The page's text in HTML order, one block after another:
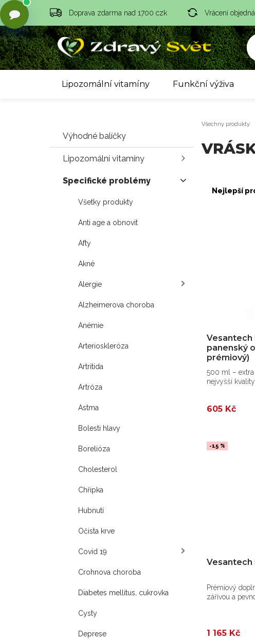
Doprava zdarma nad 1700 czk Vrácení
Lipozomální vitamíny Funkční výživa
Výhodné balíčky
Lipozomální vitamíny
Specifické problémy
Všetky produkty
Anti age a obnovit
Afty
Akné
Alergie
Alzheimerova choroba
Anémie
Arterioskleróza
Artritida
Artróza
Astma
Bolesti hlavy
Borelióza
Cholesterol
Chřipka
Hubnutí
Očista krve
Covid 19
Crohnova choroba
Diabetes mellitus, cukrovka
Cysty
Deprese
Všechny produkty
Nejlepší
Vesantech
panenský
prémiový)
500 ml – extra
nejvyšší
605 Kč
-15 %
Vesantech
Prémiový
zářivou a
1 165 Kč